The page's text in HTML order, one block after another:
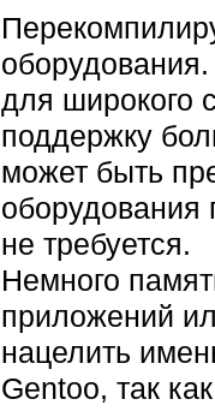
для широкого
поддержку
может быть
оборудования
не требуется.
Немного
приложений
нацелить
Gentoo, так